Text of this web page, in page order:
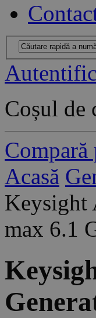
Coșul de
Compară
Acasă
Keysight
max 6.1